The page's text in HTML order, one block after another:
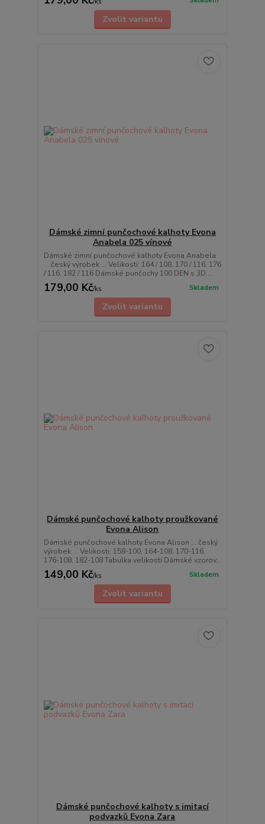
Zvolit variantu
Dámské zimní punčochové kalhoty Evona
Anabela 025 vínové
Dámské zimní punčochové kalhoty Evona Anabela
... český výrobek ... Velikosti: 164 / 108, 170 / 116, 176
/ 116, 182 / 116 Dámské punčochy 100 DEN s 3D...
179,00 Kč/ks Skladem
Zvolit variantu
Dámské punčochové kalhoty proužkované
Evona Alison
Dámské punčochové kalhoty Evona Alison ... český
výrobek ... Velikosti: 158-100, 164-108, 170-116,
176-108, 182-108 Tabulka velikostí Dámské vzorov...
149,00 Kč/ks Skladem
Zvolit variantu
Dámské punčochové kalhoty s imitací
podvazků Evona Zara